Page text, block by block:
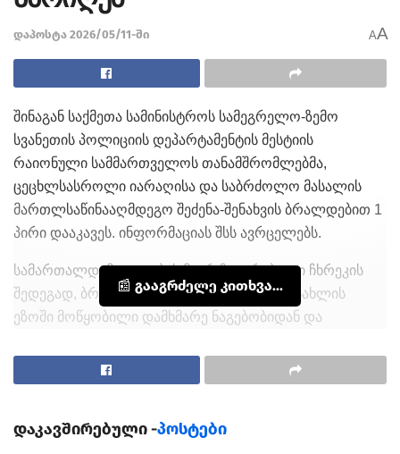
დაპოსტა 2026/05/11-ში AA
შინაგან საქმეთა სამინისტროს სამეგრელო-ზემო
სვანეთის პოლიციის დეპარტამენტის მესტიის
რაიონული სამმართველოს თანამშრომლებმა,
ცეცხლსასროლი იარაღისა და საბრძოლო მასალის
მართლსაწინააღმდეგო შეძენა-შენახვის ბრალდებით 1
პირი დააკავეს. ინფორმაციას შსს ავრცელებს.
სამართალდამცველების მიერ ჩატარებული ჩხრეკის
შედეგად, ბრალდებულის საცხოვრებელი სახლის
ეზოში მოწყობილი დამხმარე ნაგებობიდან და
ცეცხლსასროლი იარაღი, პისტოლეტი, მჭიდები,
ხელყუმბარა და სხვადასხვა მოდელის ცეცხლსასროლი
📰 გააგრძელე კითხვა...
დაკავშირებული -პოსტები